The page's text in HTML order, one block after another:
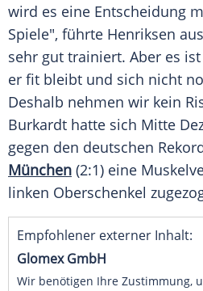
wird es eine Entscheidung
Spiele", führte Henriksen
sehr gut trainiert. Aber es
er fit bleibt und sich nicht
Deshalb nehmen wir kein
Burkardt hatte sich Mitte
gegen den deutschen
München (2:1) eine
linken Oberschenkel
Empfohlener externer Inhalt:
Glomex GmbH
Wir benötigen Ihre Zustimmung,